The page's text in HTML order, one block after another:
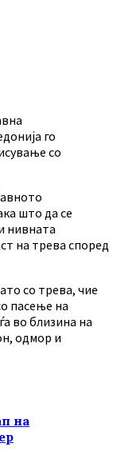
го
со
што да се
нивната
на трева според
со трева, чие
пасење на
во близина на
одмор и
на